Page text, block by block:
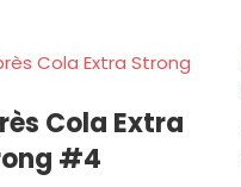
Cola Extra
#4